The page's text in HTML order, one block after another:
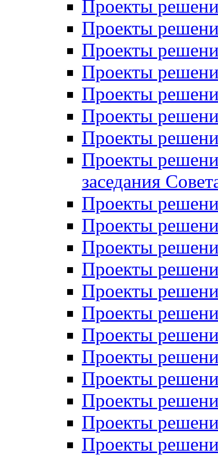
Проекты
Проекты
Проекты
Проекты
Проекты
Проекты
Проекты
Проекты
заседания
Проекты
Проекты
Проекты
Проекты
Проекты
Проекты
Проекты
Проекты
Проекты
Проекты
Проекты
Проекты